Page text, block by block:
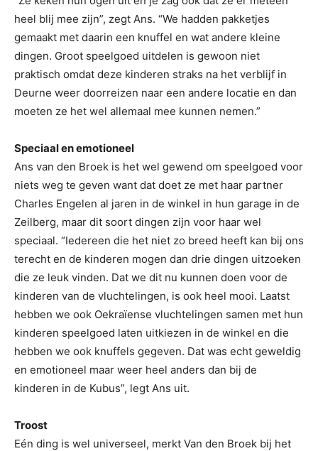
heel blij mee zijn”, zegt Ans. “We hadden pakketjes
gemaakt met daarin een knuffel en wat andere kleine
dingen. Groot speelgoed uitdelen is gewoon niet
praktisch omdat deze kinderen straks na het verblijf in
Deurne weer doorreizen naar een andere locatie en dan
moeten ze het wel allemaal mee kunnen nemen.”
Speciaal en emotioneel
Ans van den Broek is het wel gewend om speelgoed voor
niets weg te geven want dat doet ze met haar partner
Charles Engelen al jaren in de winkel in hun garage in de
Zeilberg, maar dit soort dingen zijn voor haar wel
speciaal. “Iedereen die het niet zo breed heeft kan bij ons
terecht en de kinderen mogen dan drie dingen uitzoeken
die ze leuk vinden. Dat we dit nu kunnen doen voor de
kinderen van de vluchtelingen, is ook heel mooi. Laatst
hebben we ook Oekraïense vluchtelingen samen met hun
kinderen speelgoed laten uitkiezen in de winkel en die
hebben we ook knuffels gegeven. Dat was echt geweldig
en emotioneel maar weer heel anders dan bij de
kinderen in de Kubus”, legt Ans uit.
Troost
Eén ding is wel universeel, merkt Van den Broek bij het